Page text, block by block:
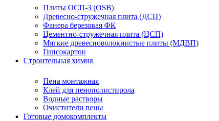
Плиты ОСП-3 (OSB)
Древесно-стружечная плита (ДСП)
Фанера березовая ФК
Цементно-стружечная плита (ЦСП)
Мягкие древесноволокнистые плиты (МДВП)
Гипсокартон
Строительная химия
Пена монтажная
Клей для пенополистирола
Водные растворы
Очистители пены
Готовые домокомплекты